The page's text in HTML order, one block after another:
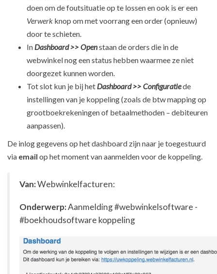
doen om de foutsituatie op te lossen en ook is er een
Verwerk knop om met voorrang een order (opnieuw)
door te schieten.
In Dashboard >> Openstaan de orders die in de
webwinkel nog een status hebben waarmee ze niet
doorgezet kunnen worden.
Tot slot kun je bij het Dashboard >> Configuratiede
instellingen van je koppeling (zoals de btw mapping op
grootboekrekeningen of betaalmethoden – debiteuren
aanpassen).
De inlog gegevens op het dashboard zijn naar je toegestuurd
via email op het moment van aanmelden voor de koppeling.
Van:Webwinkelfacturen:
Onderwerp:Aanmelding #webwinkelsoftware -
#boekhoudsoftware koppeling